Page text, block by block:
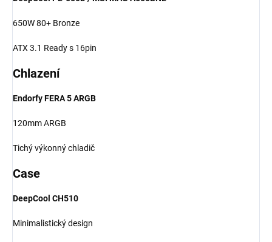
650W 80+ Bronze
ATX 3.1 Ready s 16pin
Chlazení
Endorfy FERA 5 ARGB
120mm ARGB
Tichý výkonný chladič
Case
DeepCool CH510
Minimalistický design